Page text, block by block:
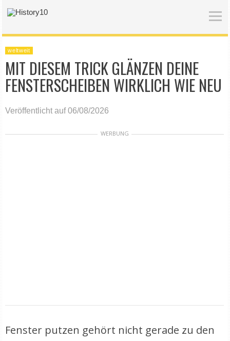
weltweit
MIT DIESEM TRICK GLÄNZEN DEINE
FENSTERSCHEIBEN WIRKLICH WIE NEU
Veröffentlicht auf 06/08/2026
WERBUNG
Fenster putzen gehört nicht gerade zu den